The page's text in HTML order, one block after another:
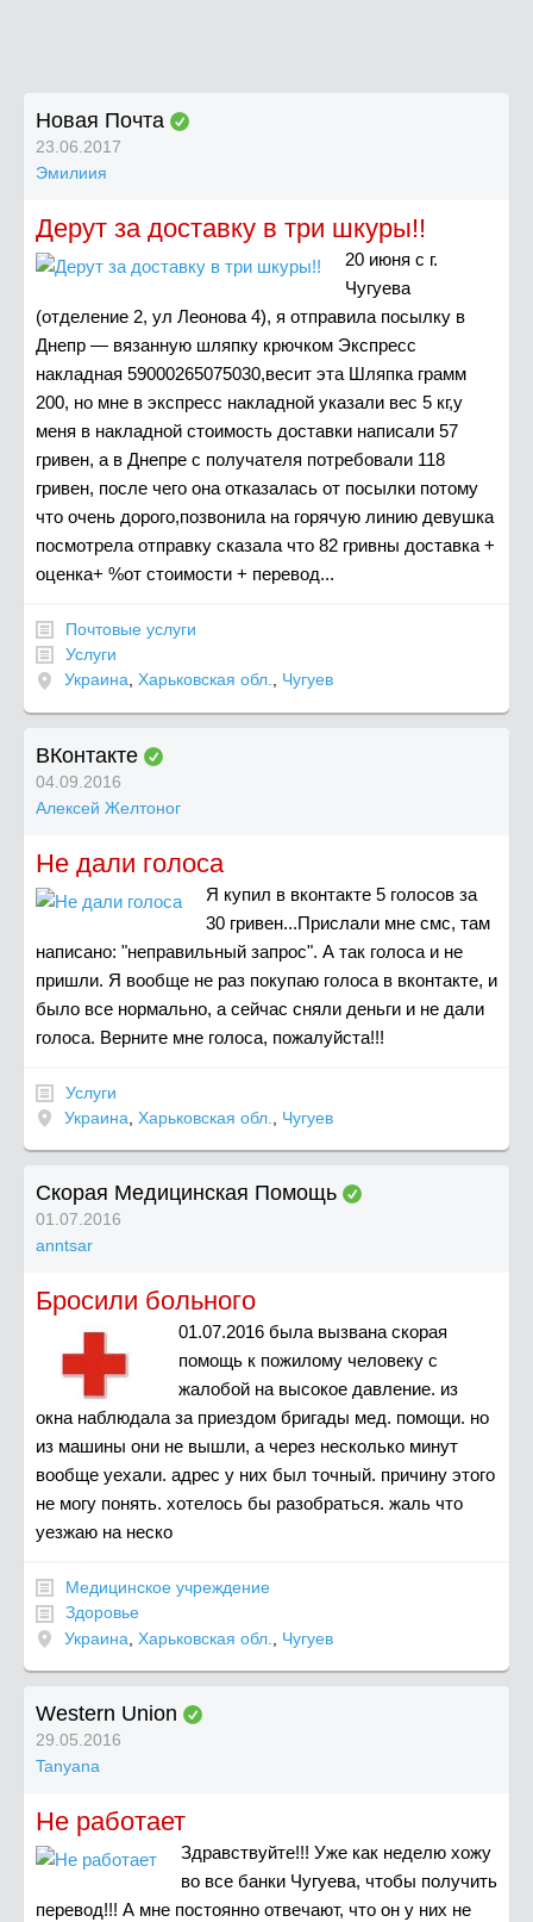
Новая Почта
23.06.2017
Эмилиия
Дерут за доставку в три шкуры!!
20 июня с г.
Чугуева
(отделение 2, ул Леонова 4), я отправила посылку в
Днепр — вязанную шляпку крючком Экспресс
накладная 59000265075030,весит эта Шляпка грамм
200, но мне в экспресс накладной указали вес 5 кг,у
меня в накладной стоимость доставки написали 57
гривен, а в Днепре с получателя потребовали 118
гривен, после чего она отказалась от посылки потому
что очень дорого,позвонила на горячую линию девушка
посмотрела отправку сказала что 82 гривны доставка +
оценка+ %от стоимости + перевод...
Почтовые услуги
Услуги
Украина, Харьковская обл., Чугуев
ВКонтакте
04.09.2016
Алексей Желтоног
Не дали голоса
Я купил в вконтакте 5 голосов за
30 гривен...Прислали мне смс, там
написано: "неправильный запрос". А так голоса и не
пришли. Я вообще не раз покупаю голоса в вконтакте, и
было все нормально, а сейчас сняли деньги и не дали
голоса. Верните мне голоса, пожалуйста!!!
Услуги
Украина Харьковская обл. Чугуев
Скорая Медицинская Помощь
01.07.2016
anntsar
Бросили больного
01.07.2016 была вызвана скорая
помощь к пожилому человеку с
жалобой на высокое давление. из
окна наблюдала за приездом бригады мед. помощи. но
из машины они не вышли, а через несколько минут
вообще уехали. адрес у них был точный. причину этого
не могу понять. хотелось бы разобраться. жаль что
уезжаю на неско
Медицинское учреждение
Здоровье
Украина Харьковская обл. Чугуев
Western Union
29.05.2016
Tanyana
Не работает
Здравствуйте!!! Уже как неделю хожу
во все банки Чугуева, чтобы получить
перевод!!! А мне постоянно отвечают, что он у них не